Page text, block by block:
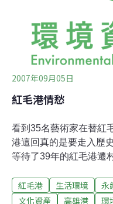
2007年09月05日
紅毛港情愁
看到35名藝術家在替紅
港這回真的是要走入歷
等待了39年的紅毛港遷
要，不過政策似乎仍在
BOT的洲際貨櫃中心所
紅毛港 生活環境 永
文化資產
高雄港 環